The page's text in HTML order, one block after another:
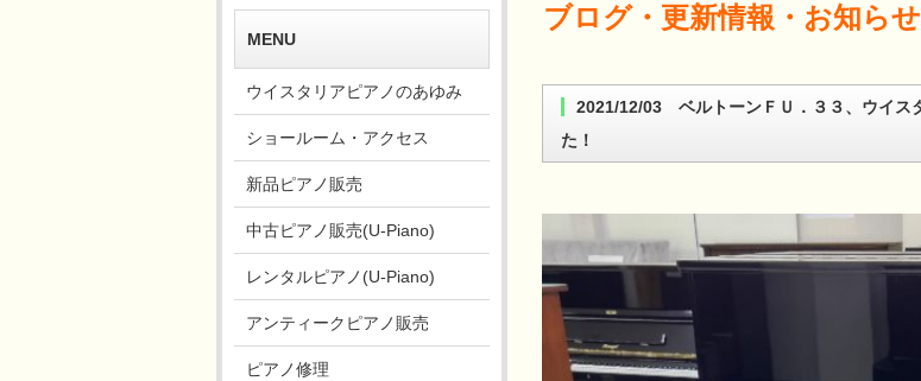
ブログ・更新情報・お知らせ
2021/12/03 ベルトーンＦＵ．３３、ウイスタリアＫ１１５Ｗ、ＲＵ７０Ｍの中古ピアノが仕上がりまし
た！
MENU
ウイスタリアピアノのあゆみ
ショールーム・アクセス
新品ピアノ販売
中古ピアノ販売(U-Piano)
レンタルピアノ(U-Piano)
アンティークピアノ販売
ピアノ修理